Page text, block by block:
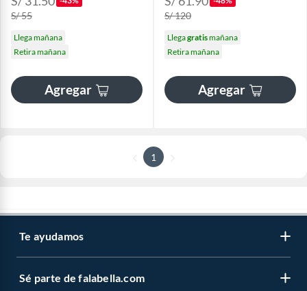
S/ 55
Llega mañana
Retira mañana
Agregar
S/ 120
Llegagratismañana
Retira mañana
Agregar
1
Te ayudamos
Sé parte de falabella.com